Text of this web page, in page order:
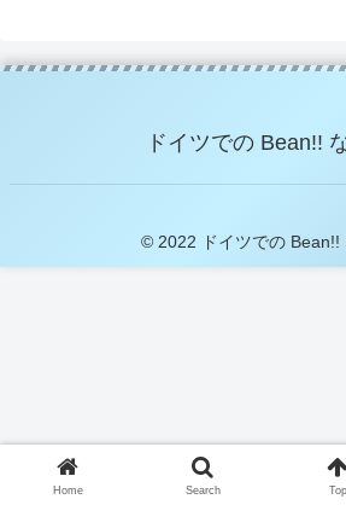
ドイツでの Bean!!
© 2022 ドイツでの Bean!!
Home Search Top